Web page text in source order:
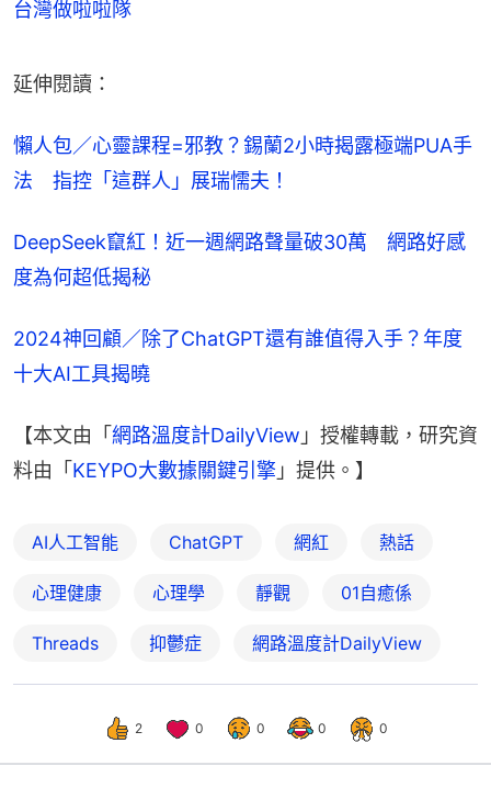
台灣做啦啦隊
延伸閱讀：
懶人包／心靈課程=邪教？錫蘭2小時揭露極端PUA手
法　指控「這群人」展瑞懦夫！
DeepSeek竄紅！近一週網路聲量破30萬　網路好感
度為何超低揭秘
2024神回顧／除了ChatGPT還有誰值得入手？年度
十大AI工具揭曉
【本文由「網路溫度計DailyView 」授權轉載，研究資
料由「KEYPO大數據關鍵引擎 」提供。】
AI人工智能 ChatGPT 網紅 熱話
心理健康 心理學 靜觀 01自癒係
Threads 抑鬱症 網路溫度計DailyView
2 0 0 0 0